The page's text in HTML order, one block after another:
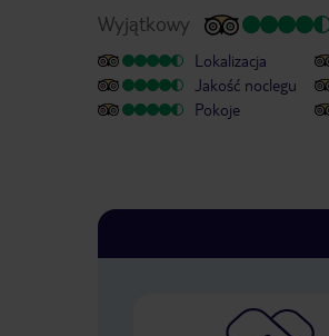
Wyjątkowy
Lokalizacja
Jakość noclegu
Pokoje